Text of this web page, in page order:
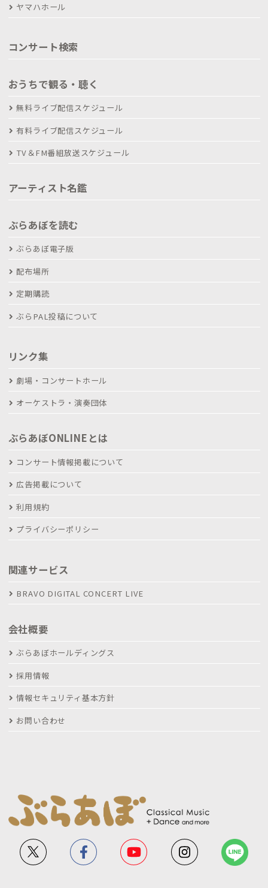
ヤマハホール
コンサート検索
おうちで観る・聴く
無料ライブ配信スケジュール
有料ライブ配信スケジュール
TV＆FM番組放送スケジュール
アーティスト名鑑
ぶらあぼを読む
ぶらあぼ電子版
配布場所
定期購読
ぶらPAL投稿について
リンク集
劇場・コンサートホール
オーケストラ・演奏団体
ぶらあぼONLINEとは
コンサート情報掲載について
広告掲載について
利用規約
プライバシーポリシー
関連サービス
BRAVO DIGITAL CONCERT LIVE
会社概要
ぶらあぼホールディングス
採用情報
情報セキュリティ基本方針
お問い合わせ